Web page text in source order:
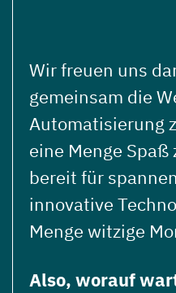
Wir freuen uns
gemeinsam die
Automatisierung
eine Menge Spaß
bereit für
innovative
Menge witzige
Also, worauf